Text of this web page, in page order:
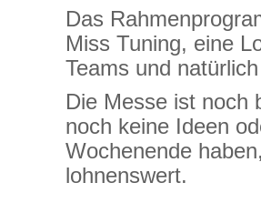
Das
Miss Tuning, eine
Teams und
Die Messe ist noch
noch keine Ideen
Wochenende
lohnenswert.